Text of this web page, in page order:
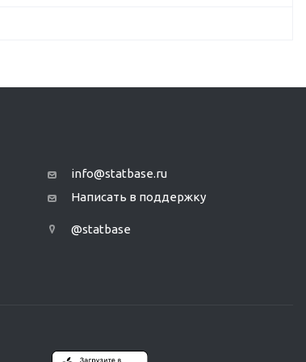
info@statbase.ru
Написать в поддержку
@statbase